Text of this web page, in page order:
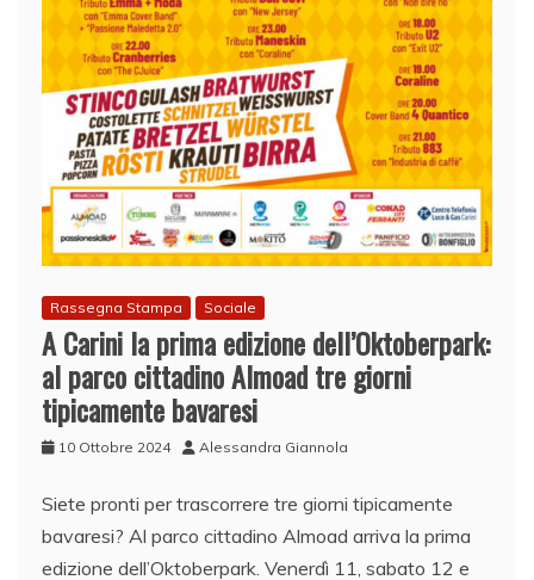
Rassegna Stampa Sociale
A Carini la prima edizione dell’Oktoberpark:
al parco cittadino Almoad tre giorni
tipicamente bavaresi
10 Ottobre 2024 Alessandra Giannola
Siete pronti per trascorrere tre giorni tipicamente
bavaresi? Al parco cittadino Almoad arriva la prima
edizione dell’Oktoberpark. Venerdì 11, sabato 12 e